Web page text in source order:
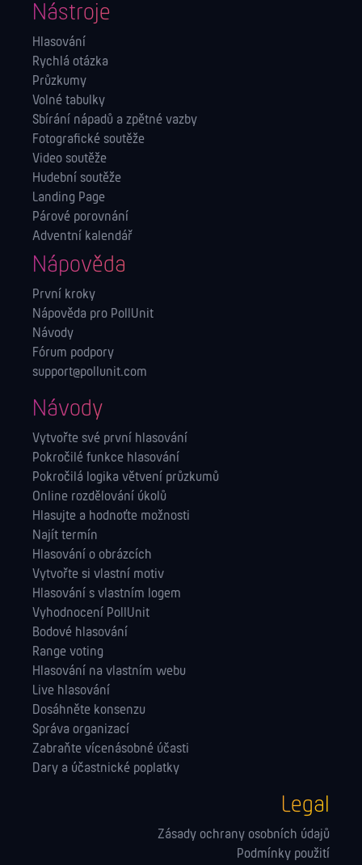
Nástroje
Hlasování
Rychlá otázka
Průzkumy
Volné tabulky
Sbírání nápadů a zpětné vazby
Fotografické soutěže
Video soutěže
Hudební soutěže
Landing Page
Párové porovnání
Adventní kalendář
Nápověda
První kroky
Nápověda pro PollUnit
Návody
Fórum podpory
support@pollunit.com
Návody
Vytvořte své první hlasování
Pokročilé funkce hlasování
Pokročilá logika větvení průzkumů
Online rozdělování úkolů
Hlasujte a hodnoťte možnosti
Najít termín
Hlasování o obrázcích
Vytvořte si vlastní motiv
Hlasování s vlastním logem
Vyhodnocení PollUnit
Bodové hlasování
Range voting
Hlasování na vlastním webu
Live hlasování
Dosáhněte konsenzu
Správa orga­nizací
Zabraňte vícenásobné účasti
Dary a účastnické poplatky
Legal
Zásady ochrany osobních údajů
Podmínky použití